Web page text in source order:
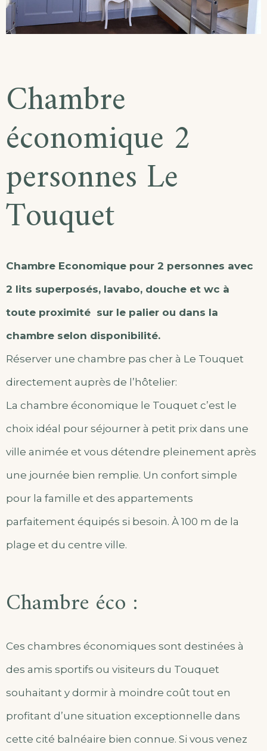
Chambre
économique 2
personnes Le
Touquet
Chambre Economique pour 2 personnes avec
2 lits superposés, lavabo, douche et wc à
toute proximité sur le palier ou dans la
chambre selon disponibilité.
Réserver une chambre pas cher à Le Touquet
directement auprès de l’hôtelier:
La chambre économique le Touquet c’est le
choix idéal pour séjourner à petit prix dans une
ville animée et vous détendre pleinement après
une journée bien remplie. Un confort simple
pour la famille et des appartements
parfaitement équipés si besoin. À 100 m de la
plage et du centre ville.
Chambre éco :
Ces chambres économiques sont destinées à
des amis sportifs ou visiteurs du Touquet
souhaitant y dormir à moindre coût tout en
profitant d’une situation exceptionnelle dans
cette cité balnéaire bien connue. Si vous venez